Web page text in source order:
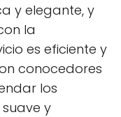
y elegante, y
la
es eficiente y
conocedores
los
y